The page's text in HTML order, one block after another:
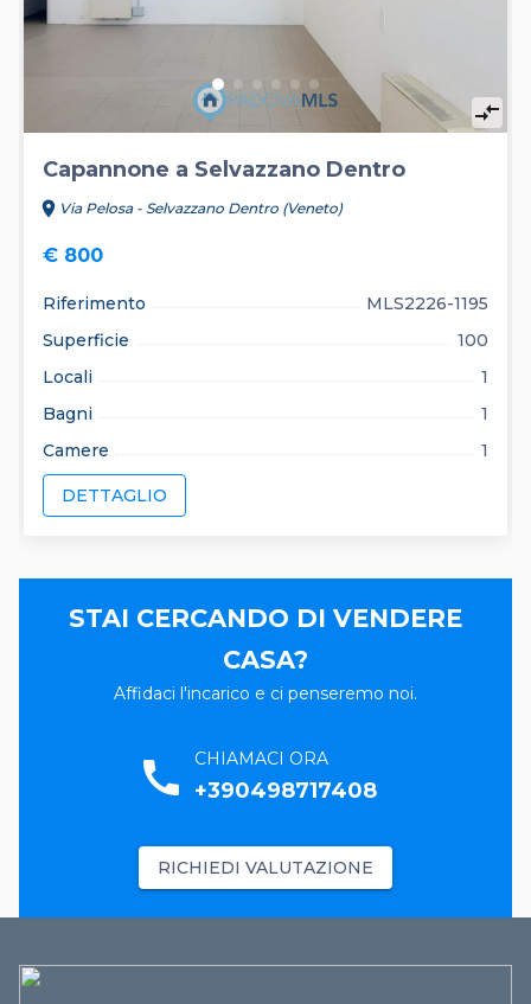
compare_arrows
Capannone a Selvazzano Dentro
location_on Via Pelosa - Selvazzano Dentro (Veneto)
€ 800
Riferimento
MLS2226-1195
Superficie
100
Locali
1
Bagni
1
Camere
1
DETTAGLIO
STAI CERCANDO DI VENDERE
CASA?
Affidaci l'incarico e ci penseremo noi.
call CHIAMACI ORA
+390498717408
RICHIEDI VALUTAZIONE